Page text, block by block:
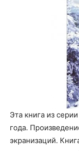
Эта книга из
года.
экранизаций.